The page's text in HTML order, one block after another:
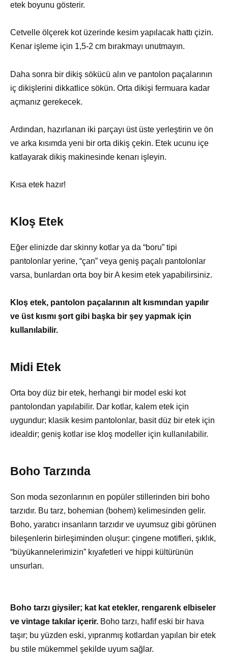
etek boyunu gösterir.
Cetvelle ölçerek kot üzerinde kesim yapılacak hattı çizin.
Kenar işleme için 1,5-2 cm bırakmayı unutmayın.
Daha sonra bir dikiş sökücü alın ve pantolon paçalarının
iç dikişlerini dikkatlice sökün. Orta dikişi fermuara kadar
açmanız gerekecek.
Ardından, hazırlanan iki parçayı üst üste yerleştirin ve ön
ve arka kısımda yeni bir orta dikiş çekin. Etek ucunu içe
katlayarak dikiş makinesinde kenarı işleyin.
Kısa etek hazır!
Kloş Etek
Eğer elinizde dar skinny kotlar ya da “boru” tipi
pantolonlar yerine, “çan” veya geniş paçalı pantolonlar
varsa, bunlardan orta boy bir A kesim etek yapabilirsiniz.
Kloş etek, pantolon paçalarının alt kısmından yapılır
ve üst kısmı şort gibi başka bir şey yapmak için
kullanılabilir.
Midi Etek
Orta boy düz bir etek, herhangi bir model eski kot
pantolondan yapılabilir. Dar kotlar, kalem etek için
uygundur; klasik kesim pantolonlar, basit düz bir etek için
idealdir; geniş kotlar ise kloş modeller için kullanılabilir.
Boho Tarzında
Son moda sezonlarının en popüler stillerinden biri boho
tarzıdır. Bu tarz, bohemian (bohem) kelimesinden gelir.
Boho, yaratıcı insanların tarzıdır ve uyumsuz gibi görünen
bileşenlerin birleşiminden oluşur: çingene motifleri, şıklık,
“büyükannelerimizin” kıyafetleri ve hippi kültürünün
unsurları.
Boho tarzı giysiler; kat kat etekler, rengarenk elbiseler
ve vintage takılar içerir. Boho tarzı, hafif eski bir hava
taşır; bu yüzden eski, yıpranmış kotlardan yapılan bir etek
bu stile mükemmel şekilde uyum sağlar.